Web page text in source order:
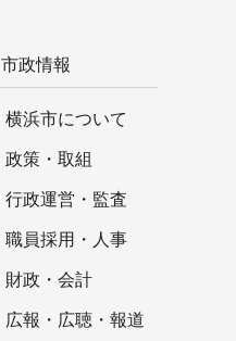
市政情報
横浜市について
政策・取組
行政運営・監査
職員採用・人事
財政・会計
広報・広聴・報道